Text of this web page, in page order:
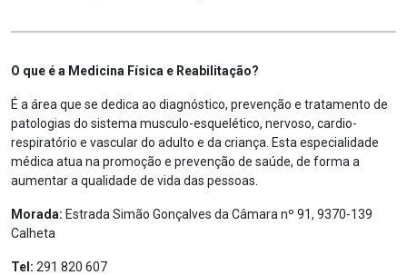
O que é a Medicina Física e Reabilitação?
É a área que se dedica ao diagnóstico, prevenção e tratamento de
patologias do sistema musculo-esquelético, nervoso, cardio-
respiratório e vascular do adulto e da criança. Esta especialidade
médica atua na promoção e prevenção de saúde, de forma a
aumentar a qualidade de vida das pessoas.
Morada: Estrada Simão Gonçalves da Câmara nº 91, 9370-139
Calheta
Tel: 291 820 607